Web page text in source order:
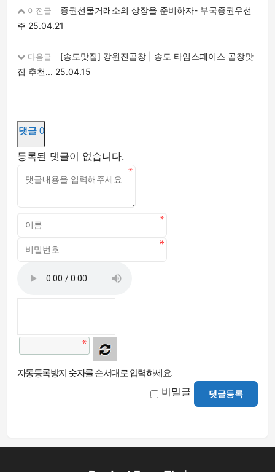
이전글
증권선물거래소의 상장을 준비하자- 부국증권우선
주 25.04.21
다음글
[송도맛집] 강원진곱창 | 송도 타임스페이스 곱창맛
집 추천... 25.04.15
댓글 0
등록된 댓글이 없습니다.
자동등록방지 숫자를 순서대로 입력하세요.
비밀글 댓글등록